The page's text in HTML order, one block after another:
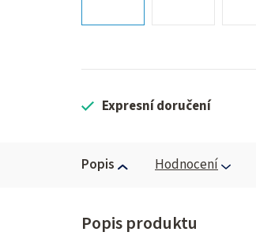
Expresní doručení
Popis Hodnocení